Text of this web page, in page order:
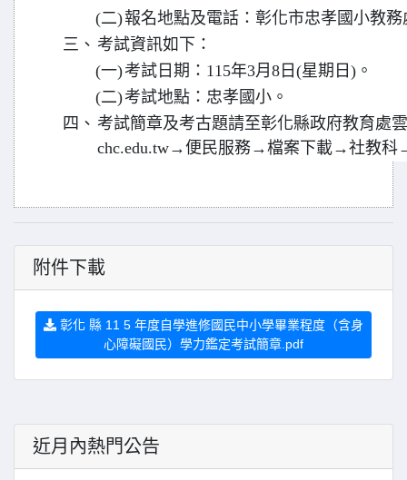
(二)報名地點及電話：彰化市忠孝國小教務
三、 考試資訊如下：
(一)考試日期：115年3月8日(星期日)。
(二)考試地點：忠孝國小。
四、 考試簡章及考古題請至彰化縣政府教育處
chc.edu.tw→便民服務→檔案下載→社教科
附件下載
彰化 縣 11 5 年度自學進修國民中小學畢業程度（含身
心障礙國民）學力鑑定考試簡章.pdf
近月內熱門公告